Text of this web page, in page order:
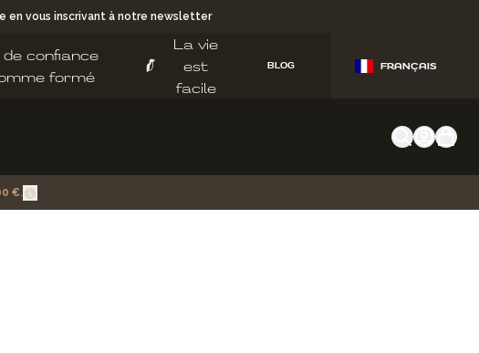
en vous inscrivant à notre newsletter
confiance
formé
La vie
est
facile
BLOG FRANÇAIS
€.